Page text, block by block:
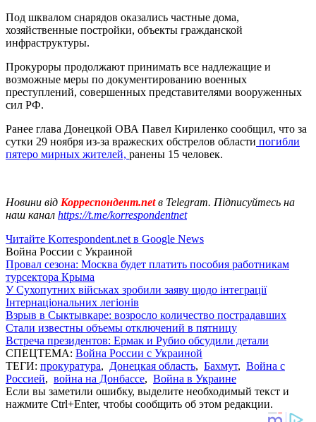
Под шквалом снарядов оказались частные дома,
хозяйственные постройки, объекты гражданской
инфраструктуры.
Прокуроры продолжают принимать все надлежащие и
возможные меры по документированию военных
преступлений, совершенных представителями вооруженных
сил РФ.
Ранее глава Донецкой ОВА Павел Кириленко сообщил, что за
сутки 29 ноября из-за вражеских обстрелов области погибли
пятеро мирных жителей, ранены 15 человек.
Новини від Корреспондент.netв Telegram. Підписуйтесь на
наш канал https://t.me/korrespondentnet
Читайте Korrespondent.net в Google News
Война России с Украиной
Провал сезона: Москва будет платить пособия работникам
турсектора Крыма
У Сухопутних військах зробили заяву щодо інтеграції
Інтернаціональних легіонів
Взрыв в Сыктывкаре: возросло количество пострадавших
Стали известны объемы отключений в пятницу
Встреча президентов: Ермак и Рубио обсудили детали
СПЕЦТЕМА: Война России с Украиной
ТЕГИ: прокуратура, Донецкая область, Бахмут, Война с
Россией, война на Донбассе, Война в Украине
Если вы заметили ошибку, выделите необходимый текст и
нажмите Ctrl+Enter, чтобы сообщить об этом редакции.